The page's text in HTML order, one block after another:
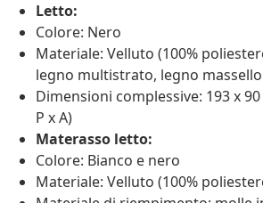
Letto:
Colore: Nero
Materiale: Velluto (100%
legno multistrato, legno
Dimensioni complessive: 193 x
P x A)
Materasso letto:
Colore: Bianco e nero
Materiale: Velluto (100%